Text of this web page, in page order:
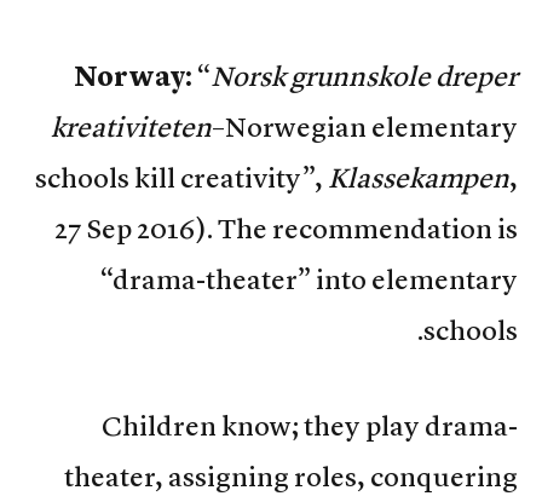
Norway: “Norsk grunnskole dreper
kreativiteten–Norwegian elementary
schools kill creativity”, Klassekampen,
27 Sep 2016). The recommendation is
“drama-theater” into elementary
schools.
Children know; they play drama-
theater, assigning roles, conquering